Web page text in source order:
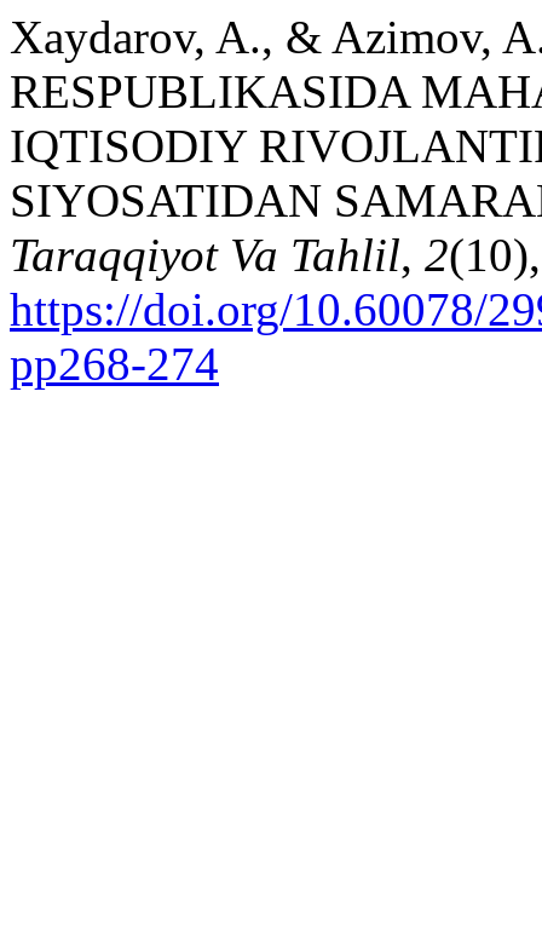
Xaydarov, A., & Azimov,
RESPUBLIKASIDA
IQTISODIY
SIYOSATIDAN
Taraqqiyot Va Tahlil, 2
https://doi.org/10.60078/
pp268-274